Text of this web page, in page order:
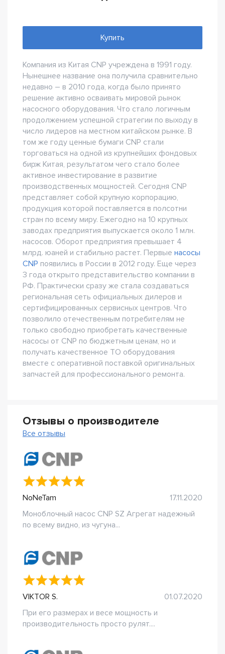
Купить
Компания из Китая CNP учреждена в 1991 году.
Нынешнее название она получила сравнительно
недавно – в 2010 года, когда было принято
решение активно осваивать мировой рынок
насосного оборудования. Что стало логичным
продолжением успешной стратегии по выходу в
число лидеров на местном китайском рынке. В
том же году ценные бумаги CNP стали
торговаться на одной из крупнейших фондовых
бирж Китая, результатом чего стало более
активное инвестирование в развитие
производственных мощностей. Сегодня CNP
представляет собой крупную корпорацию,
продукция которой поставляется в полсотни
стран по всему миру. Ежегодно на 10 крупных
заводах предприятия выпускается около 1 млн.
насосов. Оборот предприятия превышает 4
млрд. юаней и стабильно растет. Первые насосы
CNP появились в России в 2012 году. Еще через
3 года открыто представительство компании в
РФ. Практически сразу же стала создаваться
региональная сеть официальных дилеров и
сертифицированных сервисных центров. Что
позволило отечественным потребителям не
только свободно приобретать качественные
насосы от CNP по бюджетным ценам, но и
получать качественное ТО оборудования
вместе с оперативной поставкой оригинальных
запчастей для профессионального ремонта.
Отзывы о производителе
Все отзывы
NoNeTam
17.11.2020
Моноблочный насос CNP SZ Агрегат надежный
по всему видно, из чугуна...
VIKTOR S.
01.07.2020
При его размерах и весе мощность и
производительность просто рулят....